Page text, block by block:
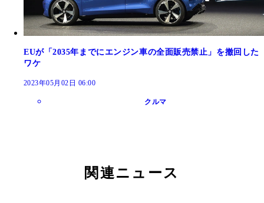
EUが「2035年までにエンジン車の全面販売禁止」を撤回した
ワケ
2023年05月02日 06:00
クルマ
関連ニュース